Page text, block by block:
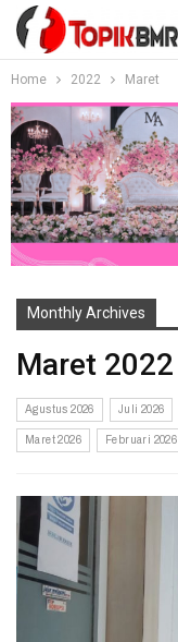
Home 2022 Maret
Monthly Archives
Maret 2022
Agustus 2026 Juli 2026
Maret 2026 Februari 2026